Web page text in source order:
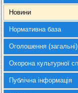
Новини
Нормативна база
Оголошення (загальні)
Охорона культурної
Публічна інформація